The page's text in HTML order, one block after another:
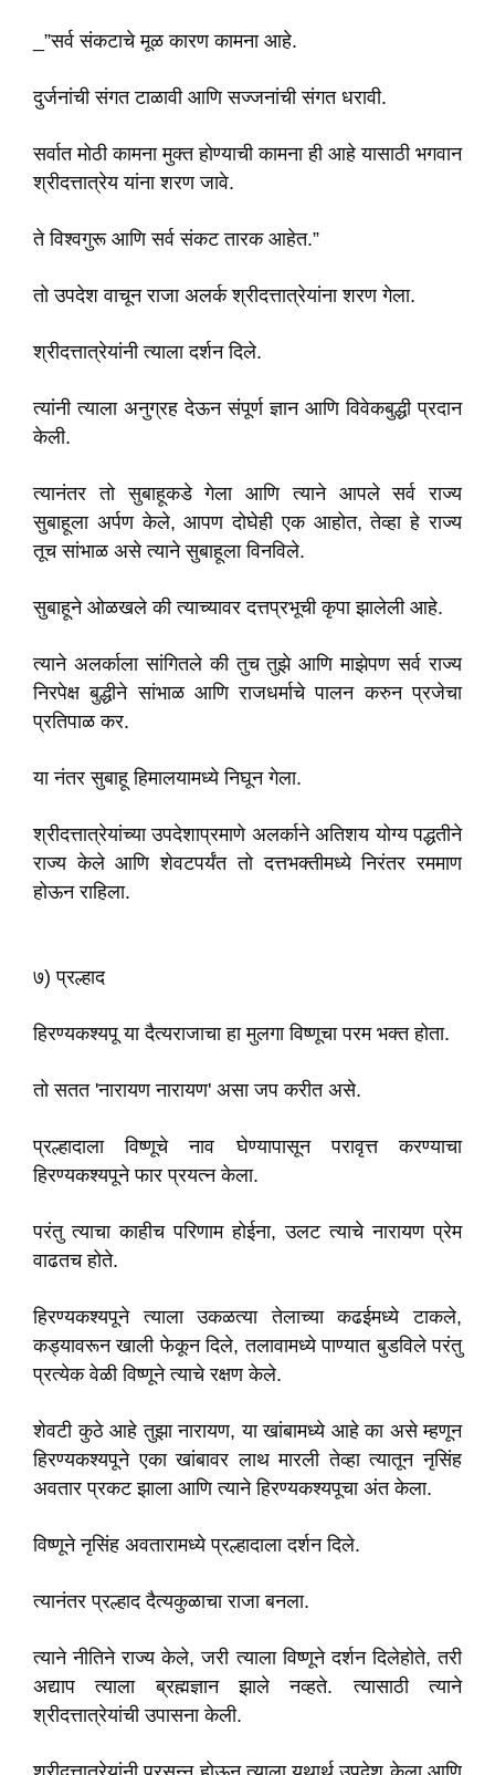
_”सर्व संकटाचे मूळ कारण कामना आहे.
दुर्जनांची संगत टाळावी आणि सज्जनांची संगत धरावी.
सर्वात मोठी कामना मुक्त होण्याची कामना ही आहे यासाठी भगवान
श्रीदत्तात्रेय यांना शरण जावे.
ते विश्वगुरू आणि सर्व संकट तारक आहेत.”
तो उपदेश वाचून राजा अलर्क श्रीदत्तात्रेयांना शरण गेला.
श्रीदत्तात्रेयांनी त्याला दर्शन दिले.
त्यांनी त्याला अनुग्रह देऊन संपूर्ण ज्ञान आणि विवेकबुद्धी प्रदान
केली.
त्यानंतर तो सुबाहूकडे गेला आणि त्याने आपले सर्व राज्य
सुबाहूला अर्पण केले, आपण दोघेही एक आहोत, तेव्हा हे राज्य
तूच सांभाळ असे त्याने सुबाहूला विनविले.
सुबाहूने ओळखले की त्याच्यावर दत्तप्रभूची कृपा झालेली आहे.
त्याने अलर्काला सांगितले की तुच तुझे आणि माझेपण सर्व राज्य
निरपेक्ष बुद्धीने सांभाळ आणि राजधर्माचे पालन करुन प्रजेचा
प्रतिपाळ कर.
या नंतर सुबाहू हिमालयामध्ये निघून गेला.
श्रीदत्तात्रेयांच्या उपदेशाप्रमाणे अलर्काने अतिशय योग्य पद्धतीने
राज्य केले आणि शेवटपर्यंत तो दत्तभक्तीमध्ये निरंतर रममाण
होऊन राहिला.
७) प्रल्हाद
हिरण्यकश्यपू या दैत्यराजाचा हा मुलगा विष्णूचा परम भक्त होता.
तो सतत 'नारायण नारायण' असा जप करीत असे.
प्रल्हादाला विष्णूचे नाव घेण्यापासून परावृत्त करण्याचा
हिरण्यकश्यपूने फार प्रयत्न केला.
परंतु त्याचा काहीच परिणाम होईना, उलट त्याचे नारायण प्रेम
वाढतच होते.
हिरण्यकश्यपूने त्याला उकळत्या तेलाच्या कढईमध्ये टाकले,
कड्यावरून खाली फेकून दिले, तलावामध्ये पाण्यात बुडविले परंतु
प्रत्येक वेळी विष्णूने त्याचे रक्षण केले.
शेवटी कुठे आहे तुझा नारायण, या खांबामध्ये आहे का असे म्हणून
हिरण्यकश्यपूने एका खांबावर लाथ मारली तेव्हा त्यातून नृसिंह
अवतार प्रकट झाला आणि त्याने हिरण्यकश्यपूचा अंत केला.
विष्णूने नृसिंह अवतारामध्ये प्रल्हादाला दर्शन दिले.
त्यानंतर प्रल्हाद दैत्यकुळाचा राजा बनला.
त्याने नीतिने राज्य केले, जरी त्याला विष्णूने दर्शन दिलेहोते, तरी
अद्याप त्याला ब्रह्मज्ञान झाले नव्हते. त्यासाठी त्याने
श्रीदत्तात्रेयांची उपासना केली.